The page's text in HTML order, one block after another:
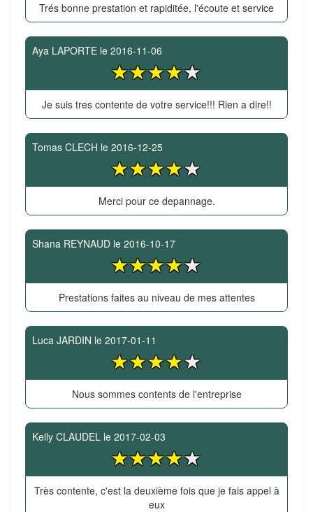
Trés bonne prestation et rapiditée, l'écoute et service
Aya LAPORTE le 2016-11-06
Je suis tres contente de votre service!!! Rien a dire!!
Tomas CLECH le 2016-12-25
Merci pour ce depannage.
Shana REYNAUD le 2016-10-17
Prestations faites au niveau de mes attentes
Luca JARDIN le 2017-01-11
Nous sommes contents de l'entreprise
Kelly CLAUDEL le 2017-02-03
Très contente, c'est la deuxième fois que je fais appel à
eux